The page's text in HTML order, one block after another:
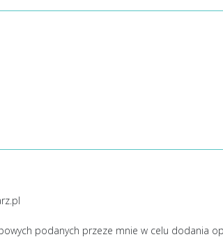
podanych przeze mnie w celu dodania